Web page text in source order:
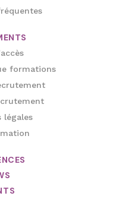
formations
légales